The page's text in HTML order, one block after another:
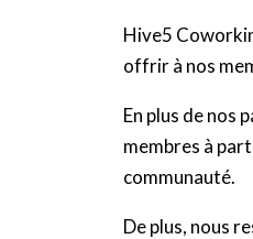
Hive5
offrir à nos
En plus de nos
membres à
communauté.
De plus, nous